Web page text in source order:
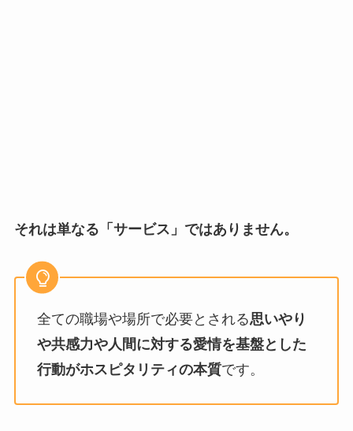
それは単なる「サービス」ではありません。
全ての職場や場所で必要とされる思いやり
や共感力や人間に対する愛情を基盤とした
行動がホスピタリティの本質です。